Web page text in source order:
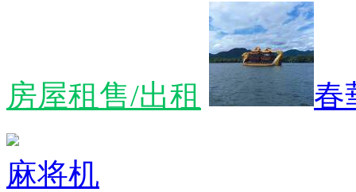
房屋租售/出租 春
麻将机